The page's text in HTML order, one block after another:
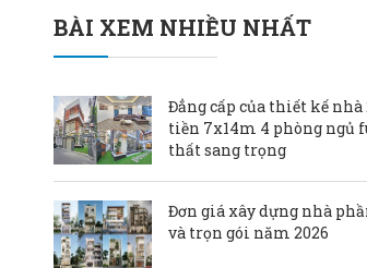
BÀI XEM NHIỀU NHẤT
Đẳng cấp của thiết kế
tiền 7x14m 4 phòng ngủ
thất sang trọng
Đơn giá xây dựng nhà
và trọn gói năm 2026